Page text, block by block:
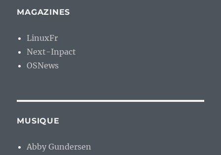
MAGAZINES
LinuxFr
Next-Inpact
OSNews
MUSIQUE
Abby Gundersen